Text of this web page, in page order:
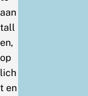
aan
tall
en,
op
lich
t en